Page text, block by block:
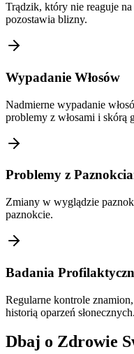
Trądzik, który nie reaguje
pozostawia blizny.
Wypadanie Włosów
Nadmierne wypadanie
problemy z włosami i skórą
Problemy z
Zmiany w wyglądzie
paznokcie.
Badania
Regularne kontrole
historią oparzeń słonecznych.
Dbaj o Zdrowie